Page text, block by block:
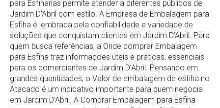
para Esfiharias permite atender a diferentes públicos de
Jardim D’Abril com estilo. A Empresa de Embalagem para
Esfiha é lembrada pela confiabilidade e variedade de
soluções que conquistam clientes em Jardim D’Abril. Para
quem busca referências, a Onde comprar Embalagem
para Esfiha traz informações úteis e práticas, essenciais
para os comerciantes de Jardim D’Abril. Pensando em
grandes quantidades, o Valor de embalagem de esfiha no
Atacado é um indicativo importante para quem negocia
em Jardim D’Abril. A Comprar Embalagem para Esfiha